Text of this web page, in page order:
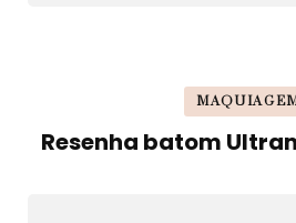
Resenha batom